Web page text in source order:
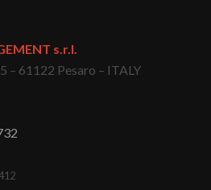
s.r.l.
– 61122 Pesaro – ITALY